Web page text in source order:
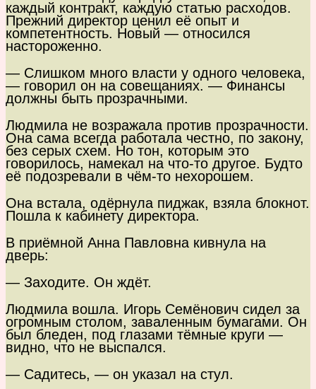
каждый контракт, каждую статью расходов.
Прежний директор ценил её опыт и
компетентность. Новый — относился
настороженно.
— Слишком много власти у одного человека,
— говорил он на совещаниях. — Финансы
должны быть прозрачными.
Людмила не возражала против прозрачности.
Она сама всегда работала честно, по закону,
без серых схем. Но тон, которым это
говорилось, намекал на что-то другое. Будто
её подозревали в чём-то нехорошем.
Она встала, одёрнула пиджак, взяла блокнот.
Пошла к кабинету директора.
В приёмной Анна Павловна кивнула на
дверь:
— Заходите. Он ждёт.
Людмила вошла. Игорь Семёнович сидел за
огромным столом, заваленным бумагами. Он
был бледен, под глазами тёмные круги —
видно, что не выспался.
— Садитесь, — он указал на стул.